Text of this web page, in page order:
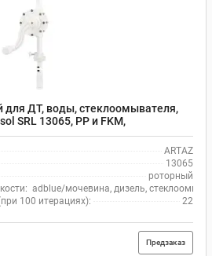
для ДТ, воды, стеклоомывателя,
SRL 13065, РР и FKM,
ARTAZ
13065
роторный
adblue/мочевина, дизель,
100 итерациях):
22
Предзаказ